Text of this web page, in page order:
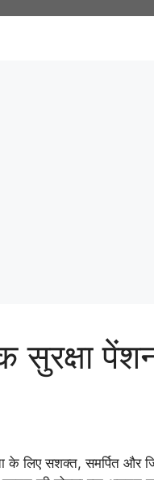
सुरक्षा
के लिए सशक्त, समर्पित और